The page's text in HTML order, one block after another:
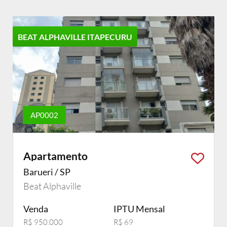
BEAT ALPHAVILLE ITAPECURU
AP0002
Apartamento
Barueri / SP
Beat Alphaville
Venda
R$ 950.000
IPTU Mensal
R$ 69